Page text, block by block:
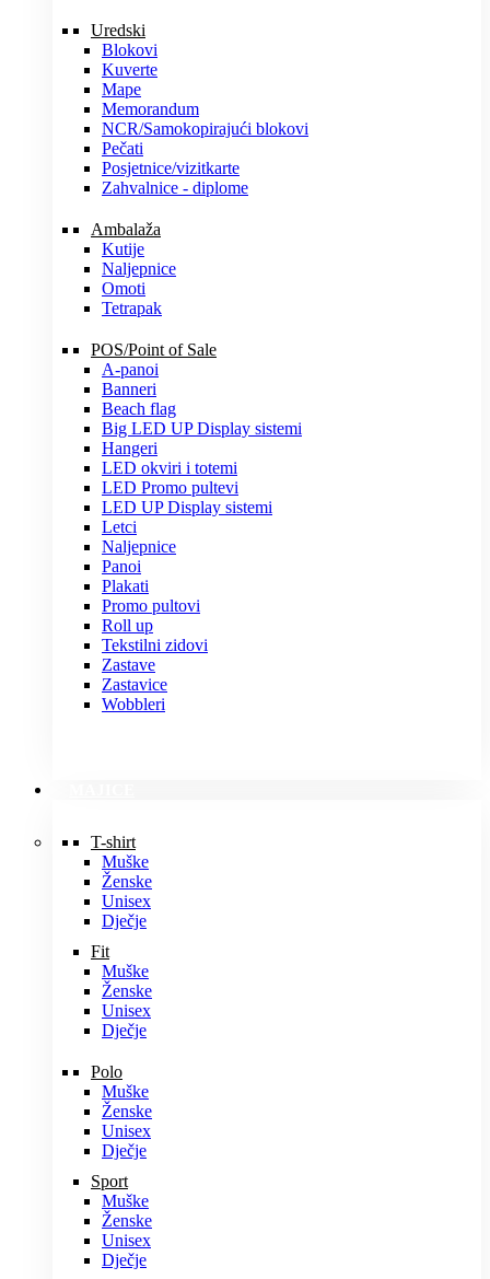
Uredski
Blokovi
Kuverte
Mape
Memorandum
NCR/Samokopirajući blokovi
Pečati
Posjetnice/vizitkarte
Zahvalnice - diplome
Ambalaža
Kutije
Naljepnice
Omoti
Tetrapak
POS/Point of Sale
A-panoi
Banneri
Beach flag
Big LED UP Display sistemi
Hangeri
LED okviri i totemi
LED Promo pultevi
LED UP Display sistemi
Letci
Naljepnice
Panoi
Plakati
Promo pultovi
Roll up
Tekstilni zidovi
Zastave
Zastavice
Wobbleri
T-shirt
Muške
Ženske
Unisex
Dječje
Fit
Muške
Ženske
Unisex
Dječje
Polo
Muške
Ženske
Unisex
Dječje
Sport
Muške
Ženske
Unisex
Dječje